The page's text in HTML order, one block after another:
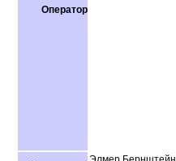
Оператор